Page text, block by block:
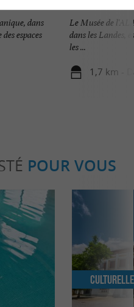
dans
espaces
Le Musée de
dans les Landes,
les ...
1,7 km -
POUR VOUS
Culturelle